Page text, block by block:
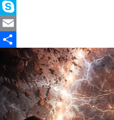
X
Skype
Email
Partajează